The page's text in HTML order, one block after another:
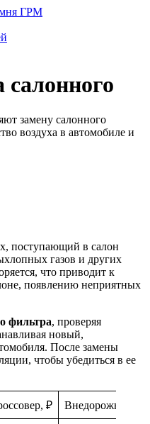
ГРМ
замену салонного
воздуха в автомобиле и
поступающий в салон
газов и других
что приводит к
появлению неприятных
фильтра, проверяя
новый,
После замены
чтобы убедиться в ее
₽ Внедорожник, ₽